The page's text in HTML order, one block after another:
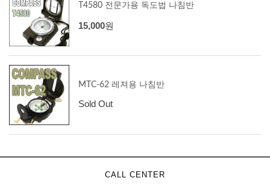
T4580 전문가용 독도법 나침반
15,000원
MTC-62 레져용 나침반
Sold Out
CALL CENTER